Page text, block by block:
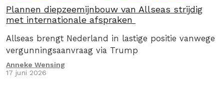
Plannen diepzeemijnbouw van Allseas strijdig
met internationale afspraken
Allseas brengt Nederland in lastige positie vanwege
vergunningsaanvraag via Trump
Anneke Wensing
17 juni 2026